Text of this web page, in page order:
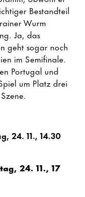
Bestandteil
Wurm
Ja, das
geht sogar noch
im Semifinale.
Portugal und
um Platz drei
24. 11., 14.30
24. 11., 17